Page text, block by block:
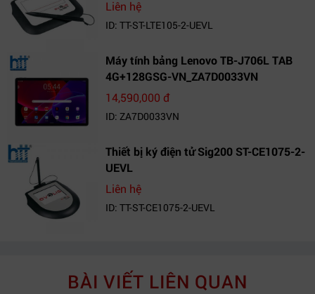
Liên hệ
ID: TT-ST-LTE105-2-UEVL
Máy tính bảng Lenovo TB-J706L TAB
4G+128GSG-VN_ZA7D0033VN
14,590,000 đ
ID: ZA7D0033VN
Thiết bị ký điện tử Sig200 ST-CE1075-2-
UEVL
Liên hệ
ID: TT-ST-CE1075-2-UEVL
BÀI VIẾT LIÊN QUAN